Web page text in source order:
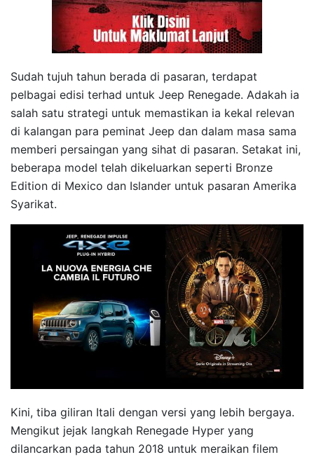
Sudah tujuh tahun berada di pasaran, terdapat
pelbagai edisi terhad untuk Jeep Renegade. Adakah ia
salah satu strategi untuk memastikan ia kekal relevan
di kalangan para peminat Jeep dan dalam masa sama
memberi persaingan yang sihat di pasaran. Setakat ini,
beberapa model telah dikeluarkan seperti Bronze
Edition di Mexico dan Islander untuk pasaran Amerika
Syarikat.
Kini, tiba giliran Itali dengan versi yang lebih bergaya.
Mengikut jejak langkah Renegade Hyper yang
dilancarkan pada tahun 2018 untuk meraikan filem